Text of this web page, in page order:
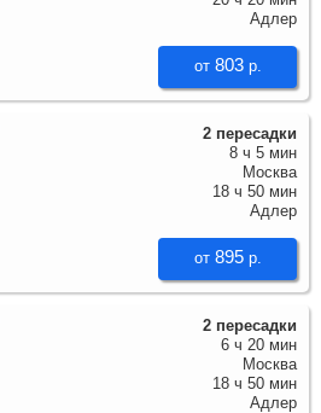
от 803 р.
Адлер
от 895 р.
2 пересадки
8 ч 5 мин
Москва
18 ч 50 мин
Адлер
2 пересадки
6 ч 20 мин
Москва
18 ч 50 мин
Адлер